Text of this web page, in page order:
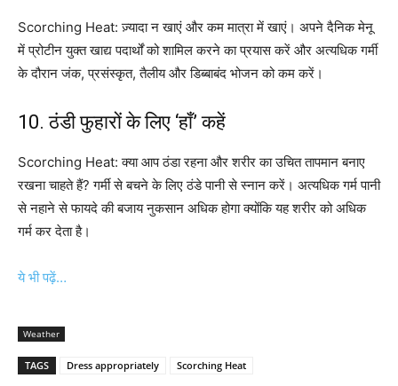
Scorching Heat: ज़्यादा न खाएं और कम मात्रा में खाएं। अपने दैनिक मेनू
में प्रोटीन युक्त खाद्य पदार्थों को शामिल करने का प्रयास करें और अत्यधिक गर्मी
के दौरान जंक, प्रसंस्कृत, तैलीय और डिब्बाबंद भोजन को कम करें।
10. ठंडी फुहारों के लिए ‘हाँ’ कहें
Scorching Heat: क्या आप ठंडा रहना और शरीर का उचित तापमान बनाए
रखना चाहते हैं? गर्मी से बचने के लिए ठंडे पानी से स्नान करें। अत्यधिक गर्म पानी
से नहाने से फायदे की बजाय नुकसान अधिक होगा क्योंकि यह शरीर को अधिक
गर्म कर देता है।
ये भी पढ़ें…
Weather
TAGS Dress appropriately Scorching Heat